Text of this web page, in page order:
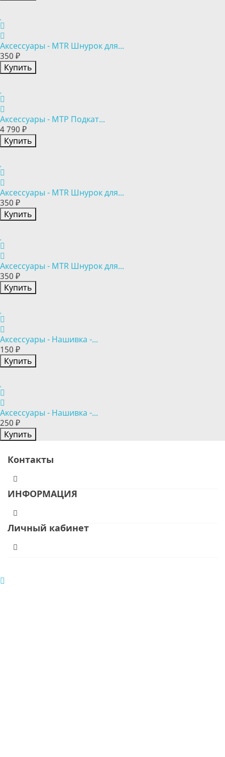
Аксессуары - MTR Шнурок для...
350 ₽
Купить
Аксессуары - MTP Подкат...
4 790 ₽
Купить
Аксессуары - MTR Шнурок для...
350 ₽
Купить
Аксессуары - MTR Шнурок для...
350 ₽
Купить
Аксессуары - Нашивка -...
150 ₽
Купить
Аксессуары - Нашивка -...
250 ₽
Купить
Контакты
ИНФОРМАЦИЯ
Личный кабинет